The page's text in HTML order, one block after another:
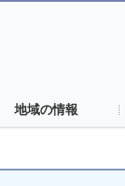
地域の情報